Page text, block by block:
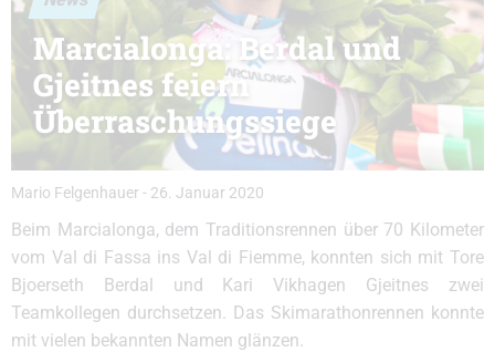
Marcialonga: Berdal und
Gjeitnes feiern
Überraschungssiege
Mario Felgenhauer - 26. Januar 2020
Beim Marcialonga, dem Traditionsrennen über 70 Kilometer
vom Val di Fassa ins Val di Fiemme, konnten sich mit Tore
Bjoerseth Berdal und Kari Vikhagen Gjeitnes zwei
Teamkollegen durchsetzen. Das Skimarathonrennen konnte
mit vielen bekannten Namen glänzen.